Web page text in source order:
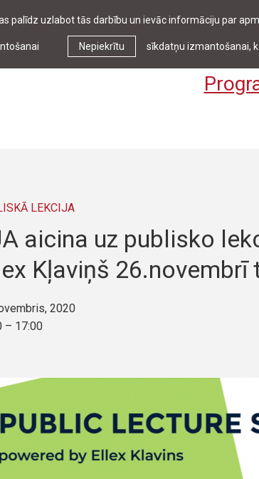
palīdz uzlabot tās darbību un ievāc informāciju par
Nepiekrītu sīkdatņu izmantošanai,
Ziņas & pasākumi
LEKCIJA
aicina uz publisko
Kļaviņš
2020
– 17:00